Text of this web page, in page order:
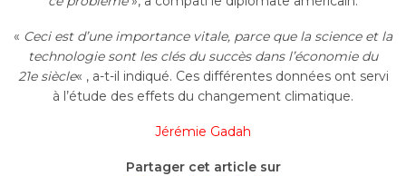
« Ceci est d’une importance vitale, parce que la science et la
technologie sont les clés du succès dans l’économie du
21e siècle« ,a-t-il indiqué. Ces différentes données ont servi
à l’étude des effets du changement climatique.
Jérémie Gadah
Partager cet article sur